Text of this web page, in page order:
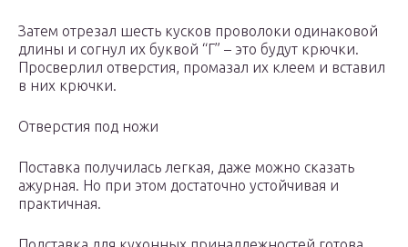
Затем отрезал шесть кусков проволоки одинаковой
длины и согнул их буквой “Г” – это будут крючки.
Просверлил отверстия, промазал их клеем и вставил
в них крючки.
Отверстия под ножи
Поставка получилась легкая, даже можно сказать
ажурная. Но при этом достаточно устойчивая и
практичная.